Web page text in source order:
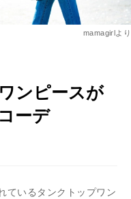
mamagirlより
ンピースが
ーデ
ているタンクトップワン